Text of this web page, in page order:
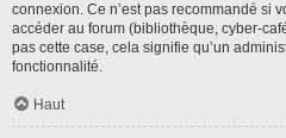
connexion. Ce n’est pas recommandé si
accéder au forum (bibliothèque, cyber-
pas cette case, cela signifie qu’un
fonctionnalité.
Haut